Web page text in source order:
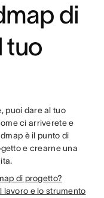
di
tuo
puoi dare al tuo
ci arriverete e
è il punto di
e crearne una
di progetto?
lavoro e lo strumento